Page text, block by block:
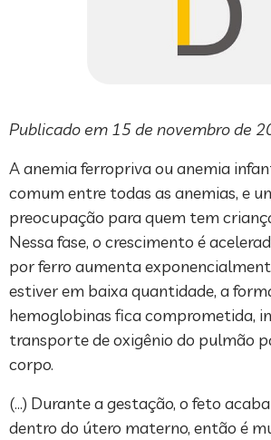
Publicado em 15 de novembro de
A anemia ferropriva ou anemia
comum entre todas as anemias, e
preocupação para quem tem
Nessa fase, o crescimento é
por ferro aumenta
estiver em baixa quantidade, a
hemoglobinas fica comprometida,
transporte de oxigênio do pulmão
corpo.
(…) Durante a gestação, o feto
dentro do útero materno, então é